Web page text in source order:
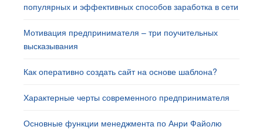
популярных и эффективных способов заработка в сети
Мотивация предпринимателя – три поучительных
высказывания
Как оперативно создать сайт на основе шаблона?
Характерные черты современного предпринимателя
Основные функции менеджмента по Анри Файолю